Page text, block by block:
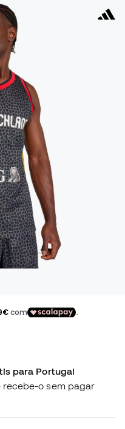
para Portugal
o sem pagar